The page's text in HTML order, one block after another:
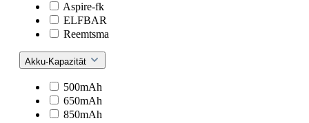
Aspire-fk
ELFBAR
Reemtsma
Akku-Kapazität
500mAh
650mAh
850mAh